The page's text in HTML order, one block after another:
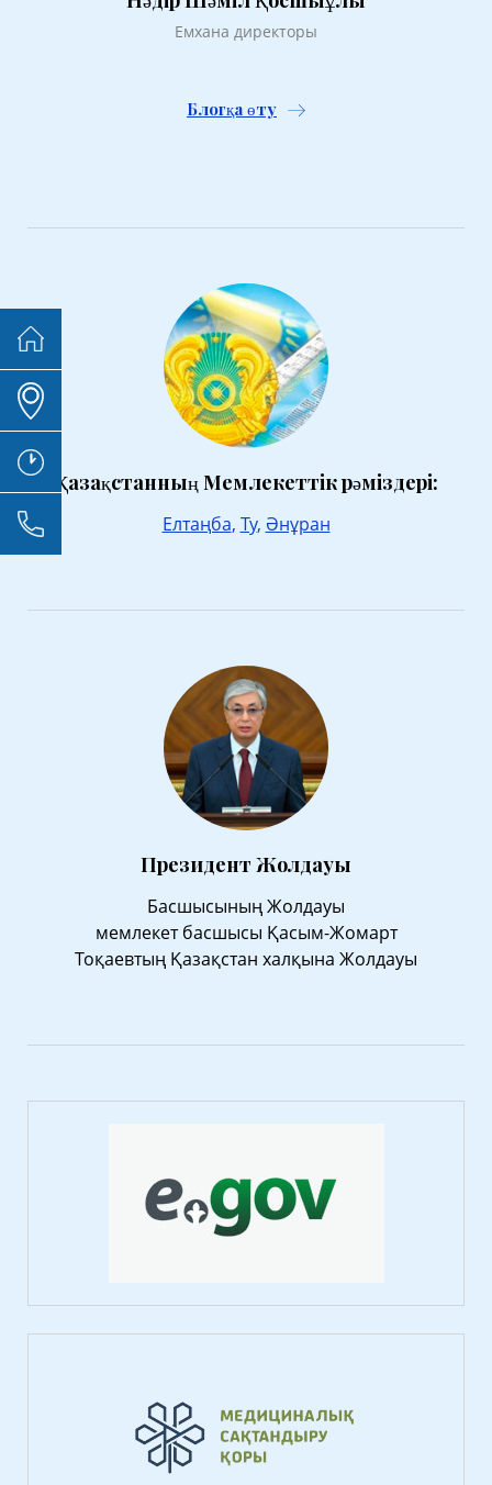
Емхана директоры
Блогқа өту
Қазақстанның Мемлекеттік рәміздері:
Елтаңба, Ту, Әнұран
Президент Жолдауы
Басшысының Жолдауы
мемлекет басшысы Қасым-Жомарт
Тоқаевтың Қазақстан халқына Жолдауы